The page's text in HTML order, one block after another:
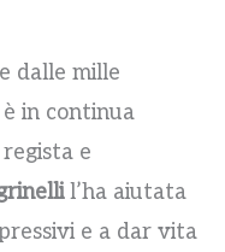
dalle mille
in continua
e
l’ha aiutata
e a dar vita